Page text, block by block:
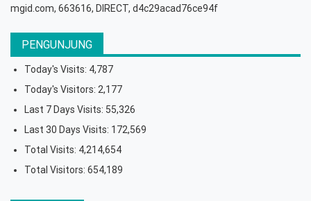
mgid.com, 663616, DIRECT, d4c29acad76ce94f
PENGUNJUNG
Today's Visits: 4,787
Today's Visitors: 2,177
Last 7 Days Visits: 55,326
Last 30 Days Visits: 172,569
Total Visits: 4,214,654
Total Visitors: 654,189